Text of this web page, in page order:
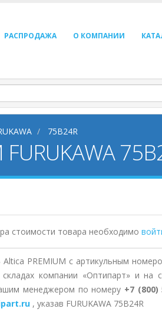
РАСПРОДАЖА О КОМПАНИИ
75B24R
стоимости товара необходимо
Altica PREMIUM с артикульным
компании «Оптипарт» и на
менеджером по номеру +7 (800)
, указав FURUKAWA 75B24R